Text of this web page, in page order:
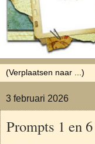
3 februari 2026
Prompts 1 en